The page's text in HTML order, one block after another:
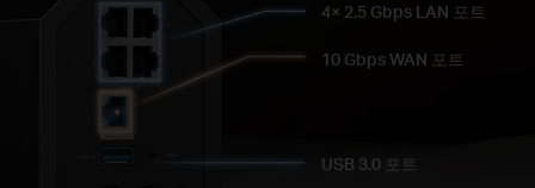
4× 2.5 Gbps LAN 포트
10 Gbps WAN 포트
USB 3.0 포트